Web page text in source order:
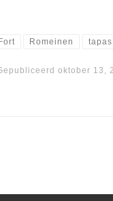
Romeinen tapas
oktober 13,